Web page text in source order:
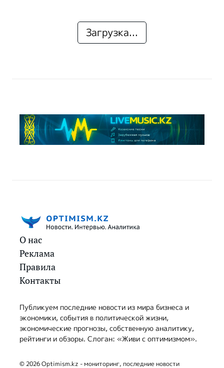
Загрузка...
О нас
Реклама
Правила
Контакты
Публикуем последние новости из мира бизнеса и
экономики, события в политической жизни,
экономические прогнозы, собственную аналитику,
рейтинги и обзоры. Слоган: «Живи с оптимизмом».
© 2026 Optimism.kz - мониторинг, последние новости